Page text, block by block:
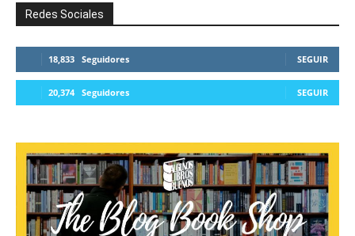
Redes Sociales
18,833 Seguidores SEGUIR
20,374 Seguidores SEGUIR